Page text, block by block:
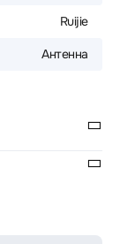
Ruijie
Антенна